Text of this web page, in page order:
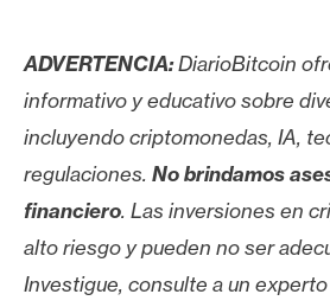
ADVERTENCIA:DiarioBitcoin
informativo y educativo sobre
incluyendo criptomonedas, IA,
regulaciones. No brindamos
financiero. Las inversiones en
alto riesgo y pueden no ser
Investigue, consulte a un